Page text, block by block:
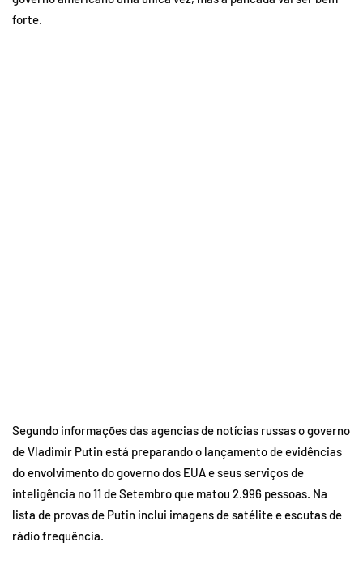
forte.
Segundo informações das agencias de notícias russas o governo
de Vladimir Putin está preparando o lançamento de evidências
do envolvimento do governo dos EUA e seus serviços de
inteligência no 11 de Setembro que matou 2.996 pessoas. Na
lista de provas de Putin inclui imagens de satélite e escutas de
rádio frequência.